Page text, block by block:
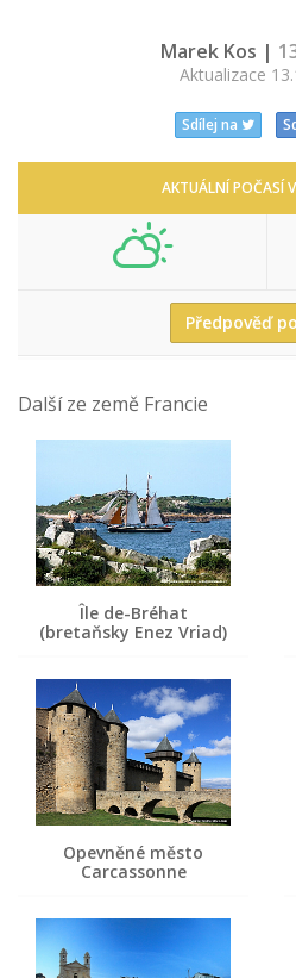
Marek Kos |
Aktualizace
Sdílej na
AKTUÁLNÍ POČASÍ
Předpověď
Další ze země Francie
Île de-Bréhat
(bretaňsky Enez Vriad)
Opevněné město
Carcassonne